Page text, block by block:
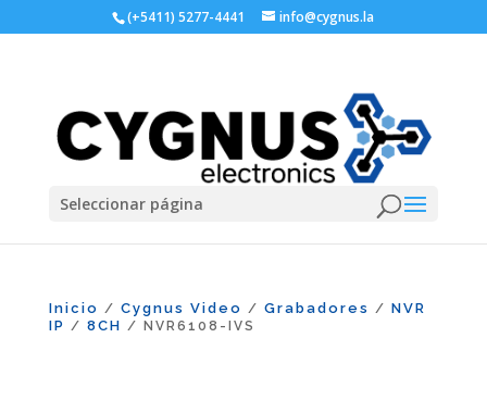
(+5411) 5277-4441 info@cygnus.la
Seleccionar página
Inicio / Cygnus Video / Grabadores / NVR
IP / 8CH / NVR6108-IVS